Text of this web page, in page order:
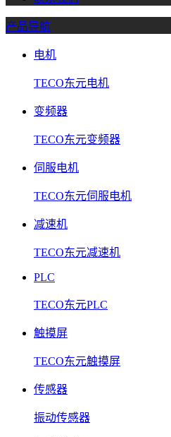
产品导航
电机
TECO东元电机
变频器
TECO东元变频器
伺服电机
TECO东元伺服电机
减速机
TECO东元减速机
PLC
TECO东元PLC
触摸屏
TECO东元触摸屏
传感器
振动传感器